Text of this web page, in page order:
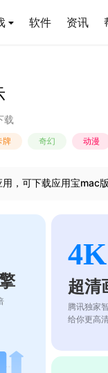
软件 资讯
载
牌 奇幻 动漫
，可下载应用宝mac
超清
腾讯独家
给你更高